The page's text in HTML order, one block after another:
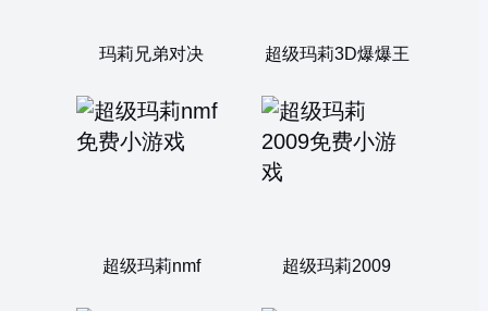
玛莉兄弟对决 超级玛莉3D爆爆王
超级玛莉nmf 超级玛莉2009